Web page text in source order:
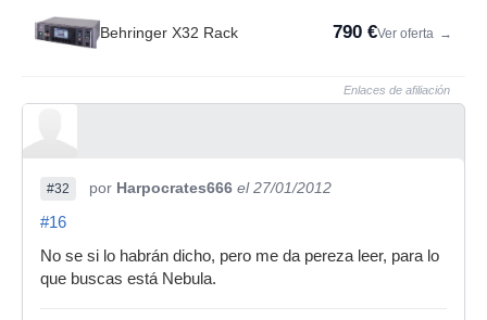
Behringer X32 Rack 790 €Ver oferta →
Enlaces de afiliación
#32 por Harpocrates666 el 27/01/2012
#16
No se si lo habrán dicho, pero me da pereza leer, para lo
que buscas está Nebula.